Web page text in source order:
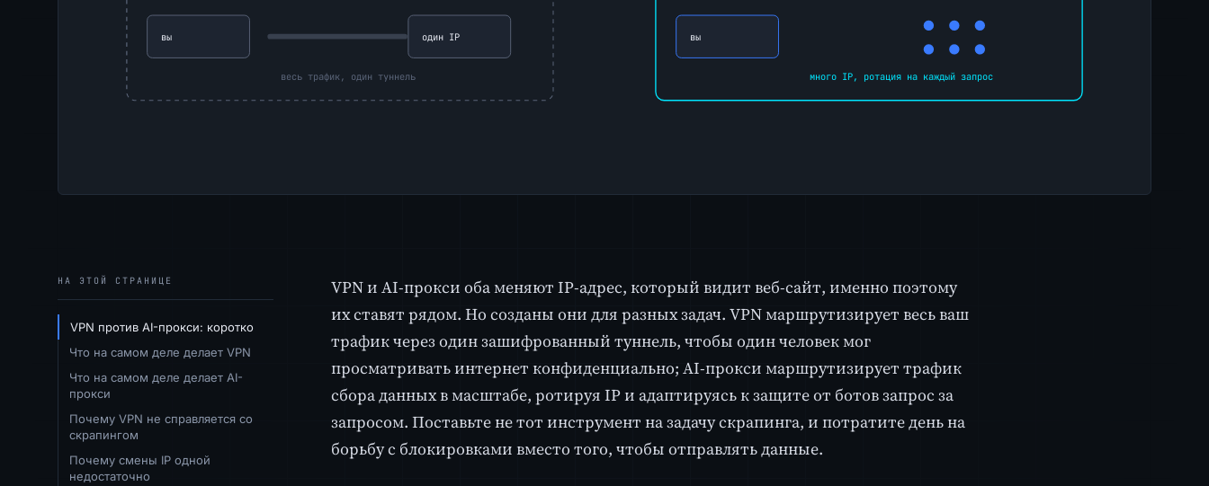
НА ЭТОЙ СТРАНИЦЕ
VPN против AI-прокси: коротко
Что на самом деле делает VPN
Что на самом деле делает AI-
прокси
Почему VPN не справляется со
скрапингом
Почему смены IP одной
недостаточно
VPN и AI-прокси оба меняют IP-адрес, который видит веб-сайт, именно поэтому
их ставят рядом. Но созданы они для разных задач. VPN маршрутизирует весь ваш
трафик через один зашифрованный туннель, чтобы один человек мог
просматривать интернет конфиденциально; AI-прокси маршрутизирует трафик
сбора данных в масштабе, ротируя IP и адаптируясь к защите от ботов запрос за
запросом. Поставьте не тот инструмент на задачу скрапинга, и потратите день на
борьбу с блокировками вместо того, чтобы отправлять данные.